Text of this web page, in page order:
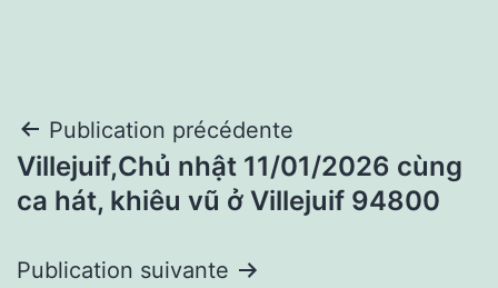
Navigation
de
Publication précédente
Villejuif,Chủ nhật 11/01/2026 cùng
ca hát, khiêu vũ ở Villejuif 94800
Publication suivante